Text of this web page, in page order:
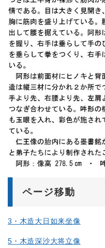
ページ移動
3・木造大日如来坐像
5・木造深沙大将立像